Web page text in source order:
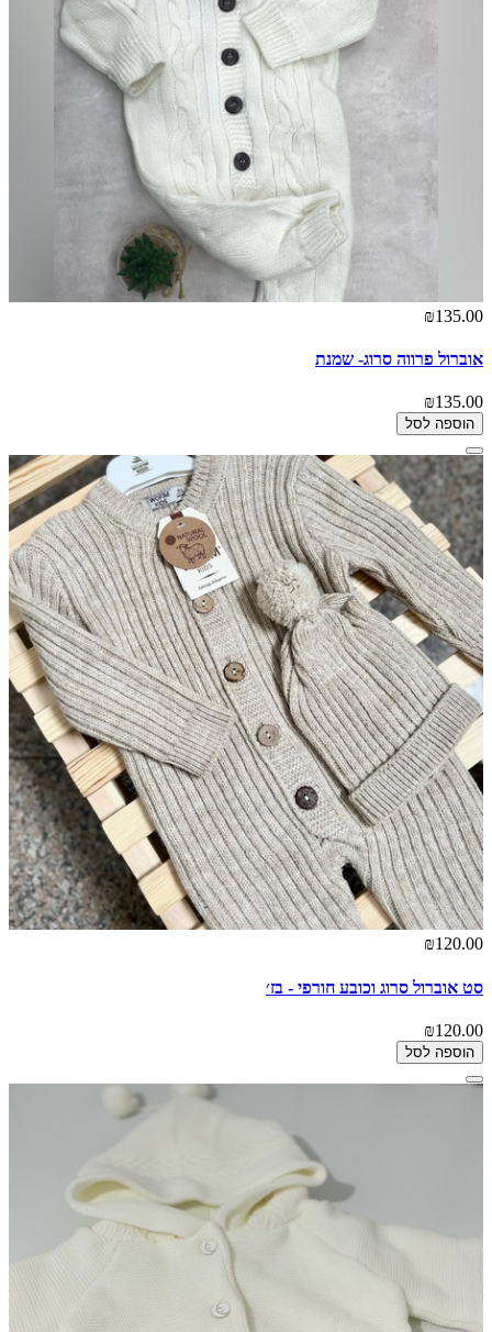
₪135.00
אוברול פרווה סרוג- שמנת
₪135.00
הוספה לסל
₪120.00
סט אוברול סרוג וכובע חורפי - בז׳
₪120.00
הוספה לסל